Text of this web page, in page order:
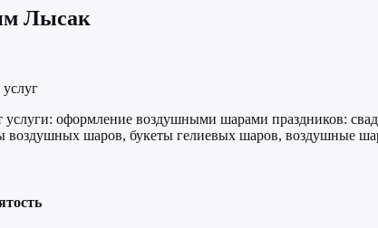
Лысак
услуг
услуги: оформление воздушными шарами праздников:
воздушных шаров, букеты гелиевых шаров, воздушные